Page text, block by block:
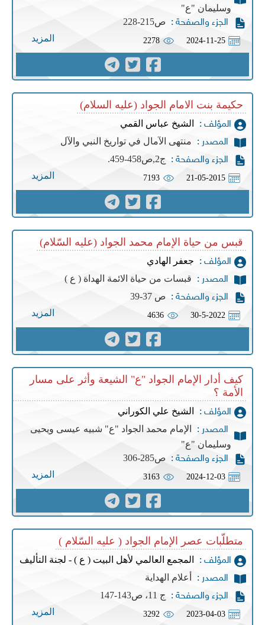
وسليمان "ع"
الجزء والصفحة : ص215-228
2024-11-25
2278 المزيد
حكيمة بنت الامام الجواد (عليه السلام)
المؤلف : الشيخ عباس القمي
المصدر : منتهى الآمال في تواريخ النبي والآل
الجزء والصفحة : ج2,ص458-459.
21-05-2015
7193 المزيد
قبس من حياة الإمام محمد الجواد (عليه السّلام)
المؤلف : جعفر الهادي
المصدر : قبسات من حياة الائمة الهداة ( ع )
الجزء والصفحة : ص 37-39
30-5-2022
4636 المزيد
كيف أدار الإمام الجواد "ع" الشيعة وأثر على مسار
الأمة ؟
المؤلف : الشيخ علي الكوراني
المصدر :
الإمام محمد الجواد "ع" شبيه عيسى ويحيى
وسليمان "ع"
الجزء والصفحة : ص285-306
2024-12-03
3163 المزيد
متطلّبات عصر الإمام الجواد ( عليه السّلام )
المؤلف : المجمع العالمي لأهل البيت ( ع ) - لجنة التأليف
المصدر : أعلام الهداية
الجزء والصفحة : ج 11، ص143-147
2023-04-03
3292 المزيد